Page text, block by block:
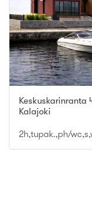
Keskuskarinranta
Kalajoki
2h,tupak.,ph/